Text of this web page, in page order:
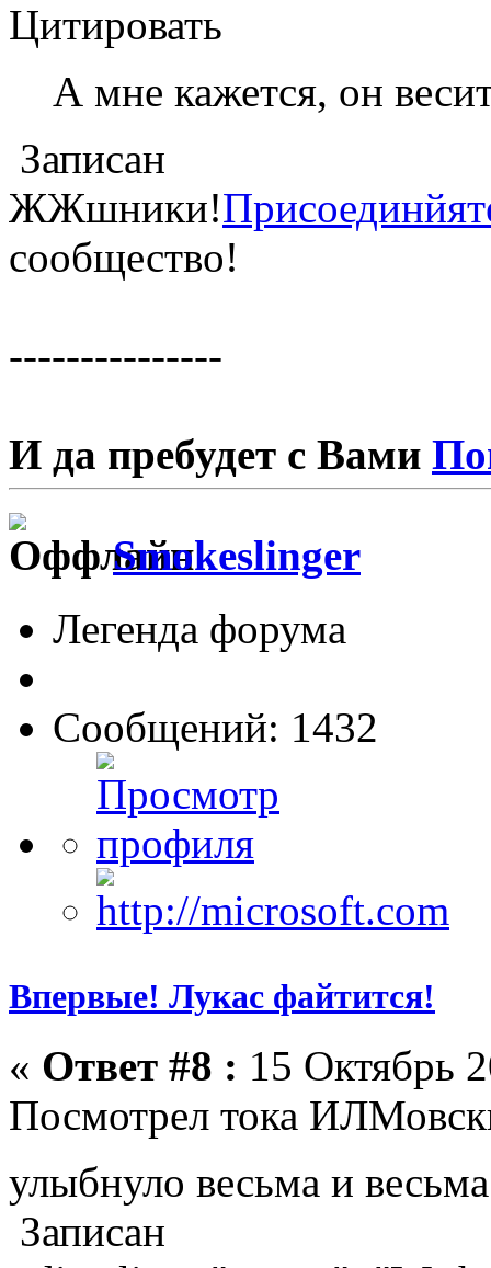
Цитировать
А мне кажется, он
Записан
ЖЖшники!
сообщество!
---------------
И да пребудет с Вами
Smokeslinger
Легенда форума
Сообщений: 1432
Впервые! Лукас файтится!
« Ответ #8 : 15 Октябрь
Посмотрел тока
улыбнуло весьма и
Записан